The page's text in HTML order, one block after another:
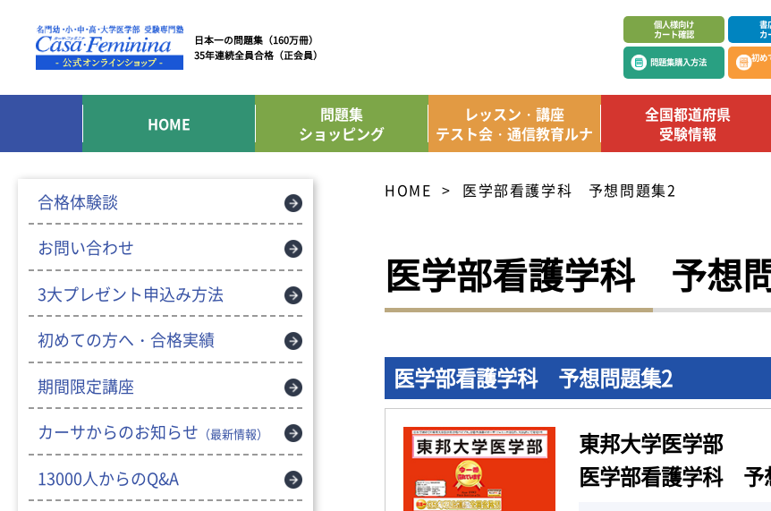
日本一の問題集（160万冊）
35年連続全員合格（正会員）
個人様向け
カート確認
書
カ
問題集購入方法 初め
HOME
問題集
ショッピング
レッスン・講座
テスト会・通信教育ルナ
全国都道府県
受験情報
HOME 医学部看護学科 予想問題集2
医学部看護学科 予想
医学部看護学科 予想問題集2
東邦大学医学部
医学部看護学科 予
合格体験談
お問い合わせ
3大プレゼント申込み方法
初めての方へ・合格実績
期間限定講座
カーサからのお知らせ （最新情報）
13000人からのQ&A